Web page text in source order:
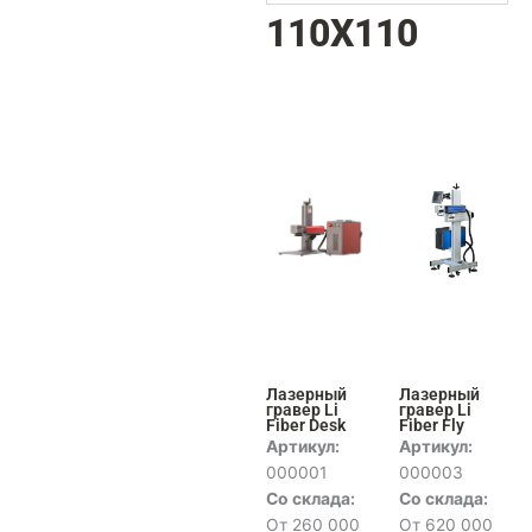
110X110
Лазерный
гравер Li
Fiber Desk
Артикул:
000001
Со склада:
От 260 000
Лазерный
гравер Li
Fiber Fly
Артикул:
000003
Со склада:
От 620 000